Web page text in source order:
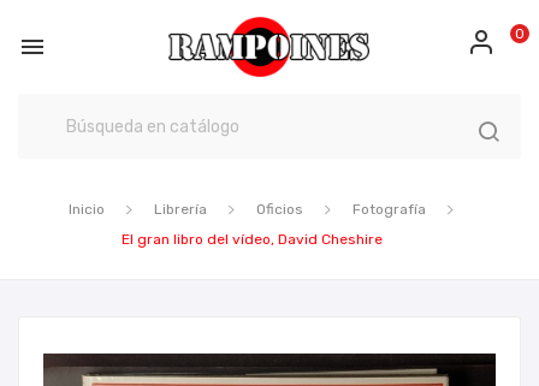
 0
Inicio Librería Oficios
Fotografía
El gran libro del vídeo, David Cheshire